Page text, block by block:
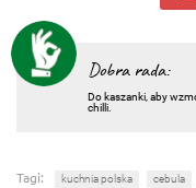
Dobra rada:
Do kaszanki, aby
chilli.
Tagi: kuchnia polska cebula